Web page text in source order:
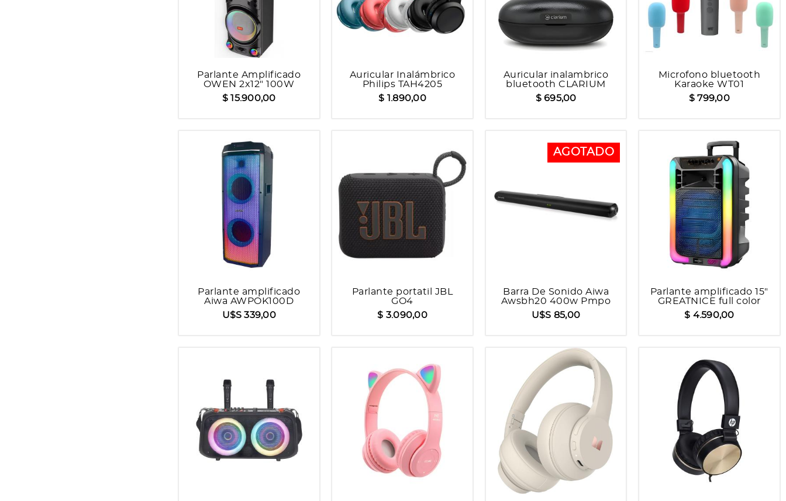
Parlante Amplificado
OWEN 2x12" 100W
JQS9055
$ 15.900,00
Auricular Inalámbrico
Philips TAH4205
$ 1.890,00
Auricular inalambrico
bluetooth CLARIUM
$ 695,00
Microfono bluetooth
Karaoke WT01
$ 799,00
Parlante amplificado
Aiwa AWPOK100D
U$S 339,00
Parlante portatil JBL
GO4
$ 3.090,00
AGOTADO
Barra De Sonido Aiwa
Awsbh20 400w Pmpo
Bt
U$S 85,00
Parlante amplificado 15"
GREATNICE full color
rgb mic x 2
$ 4.590,00